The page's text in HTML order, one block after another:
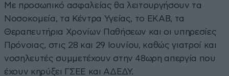
Με προσωπικό ασφαλείας θα λειτουργήσουν τα
Νοσοκομεία, τα Κέντρα Υγείας, το ΕΚΑΒ, τα
Θεραπευτήρια Χρονίων Παθήσεων και οι υπηρεσίες
Πρόνοιας, στις 28 και 29 Ιουνίου, καθώς γιατροί και
νοσηλευτές συμμετέχουν στην 48ωρη απεργία που
έχουν κηρύξει ΓΣΕΕ και ΑΔΕΔΥ.